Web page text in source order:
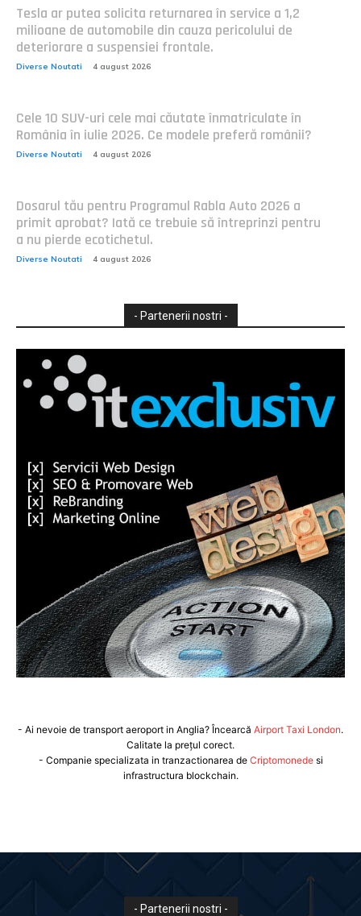
Tesla ar putea solicita returnarea în service a 1,2
milioane de automobile din cauza pericolului de
deteriorare a suspensiei frontale.
Diverse Noutati 4 august 2026
Cele 10 SUV-uri cele mai căutate înmatriculate în
România în iulie 2026. Ce modele preferă românii?
Diverse Noutati 4 august 2026
Dosarul tău pentru Programul Rabla Auto 2026 a
primit aprobat? Iată ce trebuie să întreprinzi pentru
a nu pierde ecotichetul.
Diverse Noutati 4 august 2026
- Partenerii nostri -
- Ai nevoie de transport aeroport in Anglia? Încearcă Airport Taxi London.
Calitate la prețul corect.
- Companie specializata in tranzactionarea de Criptomonedesi
infrastructura blockchain.
- Partenerii nostri -